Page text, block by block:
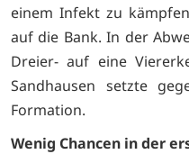
einem Infekt zu
auf die Bank. In der
Dreier- auf eine
Sandhausen setzte
Formation.
Wenig Chancen in der